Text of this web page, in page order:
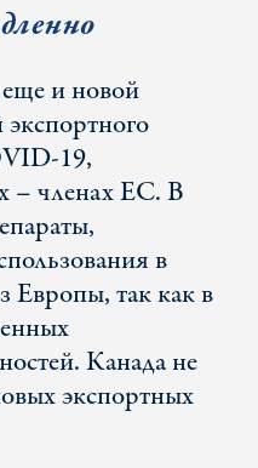
и новой
19,
– членах ЕС. В
в
Европы, так как в
Канада не
экспортных